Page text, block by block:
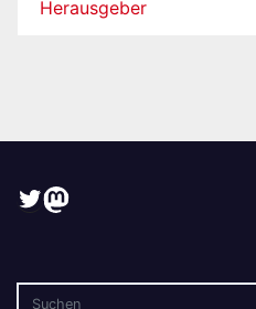
Herausgeber
Twitter
Mastodon